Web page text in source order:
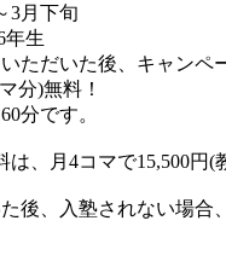
3月下旬
年生
ただいた後、キャンペ
分)無料！
分です。
、月4コマで15,500円(
後、入塾されない場合